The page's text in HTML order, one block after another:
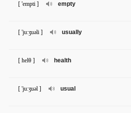
empty
[ 'empti ]
usually
[ 'ju:ʒuəli ]
health
[ helθ ]
usual
[ 'ju:ʒuəl ]